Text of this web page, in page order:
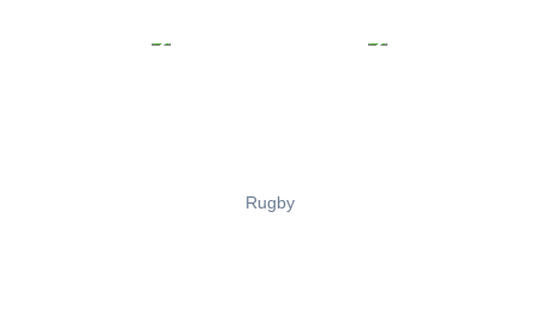
Rugby